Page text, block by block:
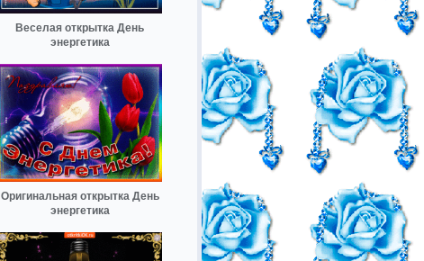
Веселая открытка День
энергетика
Оригинальная открытка День
энергетика